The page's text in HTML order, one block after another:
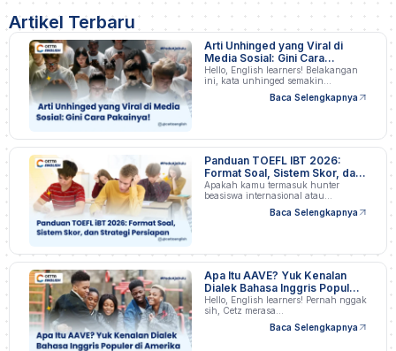
Artikel Terbaru
Arti Unhinged yang Viral di
Media Sosial: Gini Cara
Pakainya!
Hello, English learners! Belakangan
ini, kata unhinged semakin…
Baca Selengkapnya
Panduan TOEFL IBT 2026:
Format Soal, Sistem Skor, dan
Strategi Persiapan
Apakah kamu termasuk hunter
beasiswa internasional atau
Baca Selengkapnya
Apa Itu AAVE? Yuk Kenalan
Dialek Bahasa Inggris Populer
di Amerika
Hello, English learners! Pernah nggak
sih, Cetz merasa…
Baca Selengkapnya